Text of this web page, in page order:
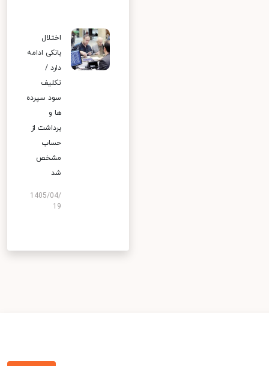
اختلال
بانکی ادامه
دارد /
تکلیف
سود سپرده
ها و
برداشت از
حساب
مشخص
شد
1405/04/
19